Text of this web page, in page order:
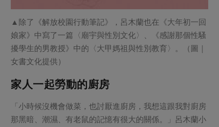
▲除了《解放校園行動筆記》，呂木蘭也在《大年初一回
娘家》中寫了一篇〈廟宇與性別文化〉、《感謝那個性騷
擾學生的男教授》中的〈大甲媽祖與性別教育〉。（圖｜
女書文化提供）
家人一起勞動的廚房
「小時候沒機會做菜，也討厭進廚房，我想這跟我對廚房
那黑暗、潮濕、有老鼠的記憶有很大的關係。」呂木蘭小